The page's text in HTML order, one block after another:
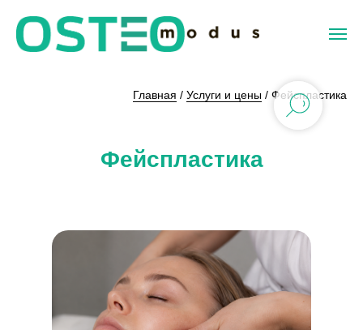
методика
лица
Главная / Услуги и цены / Фейспластика
Фейспластика